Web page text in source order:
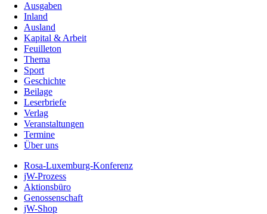
Ausgaben
Inland
Ausland
Kapital & Arbeit
Feuilleton
Thema
Sport
Geschichte
Beilage
Leserbriefe
Verlag
Veranstaltungen
Termine
Über uns
Rosa-Luxemburg-Konferenz
jW-Prozess
Aktionsbüro
Genossenschaft
jW-Shop